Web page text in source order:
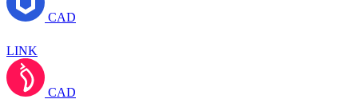
CAD
LINK
CAD